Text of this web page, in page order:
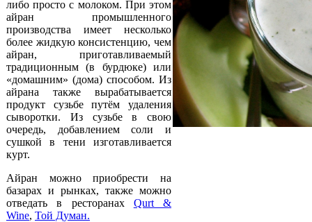
либо просто с молоком. При этом
айран промышленного
производства имеет несколько
более жидкую консистенцию, чем
айран, приготавливаемый
традиционным (в бурдюке) или
«домашним» (дома) способом. Из
айрана также вырабатывается
продукт сузьбе путём удаления
сыворотки. Из сузьбе в свою
очередь, добавлением соли и
сушкой в тени изготавливается
курт.
Айран можно приобрести на
базарах и рынках, также можно
отведать в ресторанах Qurt &
Wine, Той Думан.